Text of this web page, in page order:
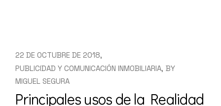
22 DE OCTUBRE DE 2018
PUBLICIDAD Y COMUNICACIÓN INMOBILIARIA BY
MIGUEL SEGURA
Principales usos de la Realidad